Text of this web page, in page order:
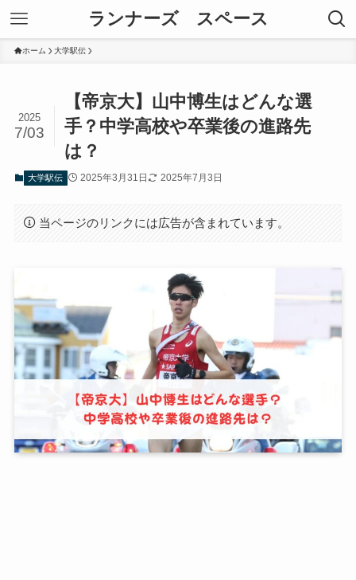
ランナーズ スペース
ホーム 大学駅伝
【帝京大】山中博生はどんな選
手？中学高校や卒業後の進路先
は？
2025
7/03
大学駅伝 2025年3月31日 2025年7月3日
当ページのリンクには広告が含まれています。